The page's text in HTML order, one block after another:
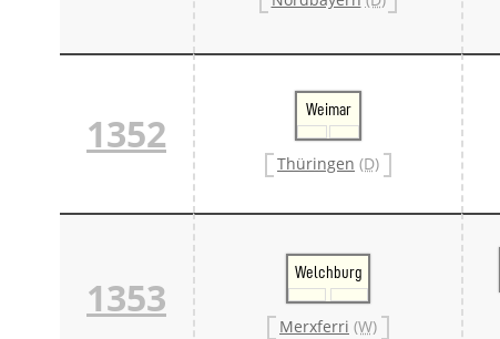
1352
Weimar
Thüringen (D)
1353
Welchburg
Merxferri (W)